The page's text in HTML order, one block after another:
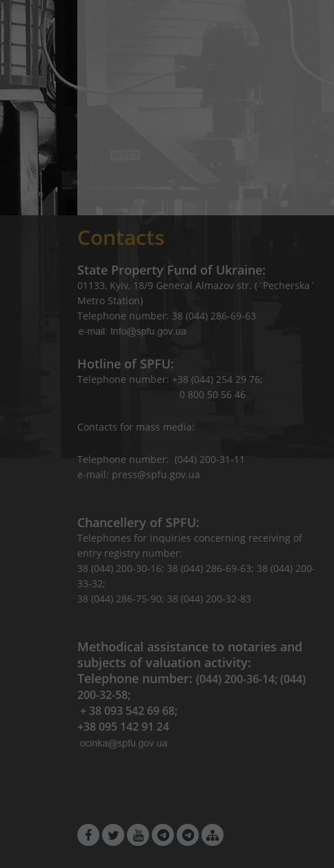
Contacts
State Property Fund of Ukraine:
01133, Kyiv, 18/9 General Almazov str. (`Pecherska`
Metro Station)
Telephone number: 38 (044) 286-69-63
Hotline of SPFU:
Telephone number: +38 (044) 254 29 76;
0 800 50 56 46
Contacts for mass media:
Telephone number: (044) 200-31-11
e-mail: press@spfu.gov.ua
Chancellery of SPFU:
Telephones for inquiries concerning receiving of
entry registry number:
38 (044) 200-30-16; 38 (044) 286-69-63; 38 (044) 200-
33-32;
38 (044) 286-75-90; 38 (044) 200-32-83
Methodical assistance to notaries and
subjects of valuation activity:
Telephone number: (044) 200-36-14; (044)
200-32-58;
+ 38 093 542 69 68;
+38 095 142 91 24